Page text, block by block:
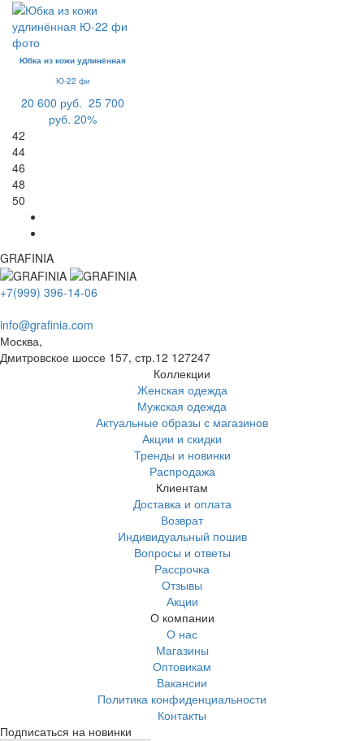
Юбка из кожи удлинённая
Ю-22 фи
20 600 руб. 25 700
руб. 20%
42
44
46
48
50
GRAFINIA
+7(999) 396-14-06
info@grafinia.com
Москва,
Дмитровское шоссе 157, стр.12 127247
Коллекции
Женская одежда
Мужская одежда
Актуальные образы с магазинов
Акции и скидки
Тренды и новинки
Распродажа
Клиентам
Доставка и оплата
Возврат
Индивидуальный пошив
Вопросы и ответы
Рассрочка
Отзывы
Акции
О компании
О нас
Магазины
Оптовикам
Вакансии
Политика конфиденциальности
Контакты
Подписаться на новинки